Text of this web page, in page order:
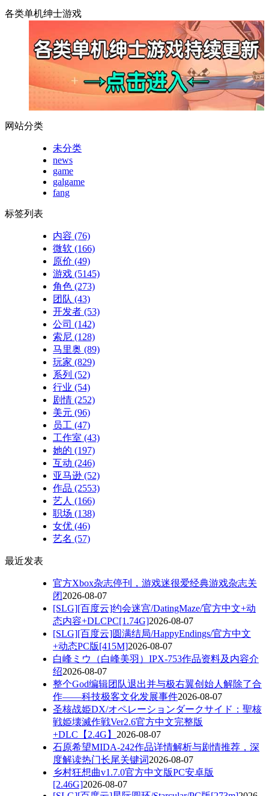
各类单机绅士游戏
网站分类
未分类
news
game
galgame
fang
标签列表
内容 (76)
微软 (166)
原价 (49)
游戏 (5145)
角色 (273)
团队 (43)
开发者 (53)
公司 (142)
索尼 (128)
马里奥 (89)
玩家 (829)
系列 (52)
行业 (54)
剧情 (252)
美元 (96)
员工 (47)
工作室 (43)
她的 (197)
互动 (246)
亚马逊 (52)
作品 (2553)
艺人 (166)
职场 (138)
女优 (46)
艺名 (57)
最近发表
官方Xbox杂志停刊，游戏迷很爱经典游戏杂志关
闭2026-08-07
[SLG][百度云]约会迷宫/DatingMaze/官方中文+动
态内容+DLCPC[1.74G]2026-08-07
[SLG][百度云]圆满结局/HappyEndings/官方中文
+动态PC版[415M]2026-08-07
白峰ミウ（白峰美羽）IPX-753作品资料及内容介
绍2026-08-07
整个God编辑团队退出并与极右翼创始人解除了合
作——科技极客文化发展事件2026-08-07
圣核战姫DX/オペレーションダークサイド：聖核
戦姫壊滅作戦Ver2.6官方中文完整版
+DLC【2.4G】 2026-08-07
石原希望MIDA-242作品详情解析与剧情推荐，深
度解读热门长尾关键词2026-08-07
乡村狂想曲v1.7.0官方中文版PC安卓版
[2.46G]2026-08-07